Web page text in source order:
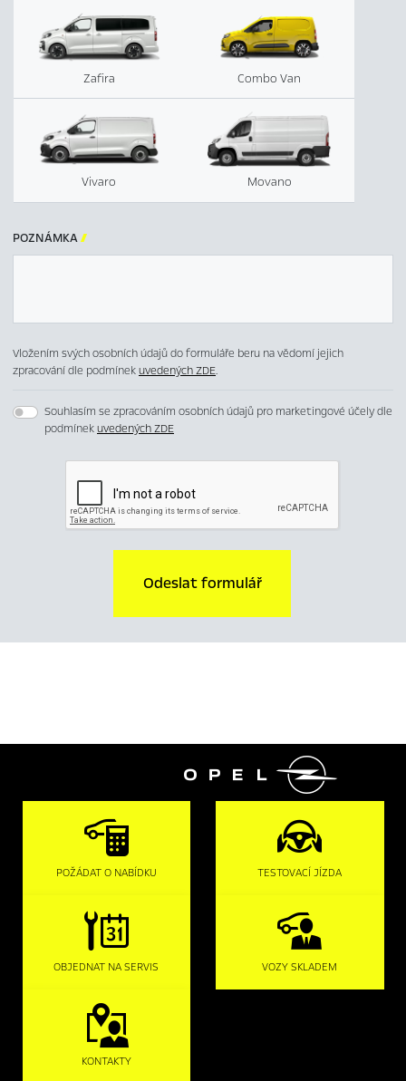
Zafira Combo Van
Vivaro Movano
POZNÁMKA
Vložením svých osobních údajů do formuláře beru na vědomí jejich
zpracování dle podmínekuvedených ZDE.
Souhlasím se zpracováním osobních údajů pro marketingové účely dle
podmínekuvedených ZDE
Odeslat formulář

POŽÁDAT O NABÍDKU TESTOVACÍ JÍZDA
OBJEDNAT NA SERVIS VOZY SKLADEM
KONTAKTY